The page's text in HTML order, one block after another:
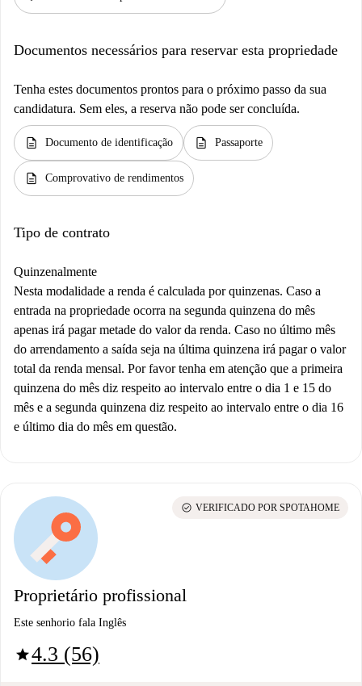
Documentos necessários para reservar esta propriedade
Tenha estes documentos prontos para o próximo passo da sua
candidatura. Sem eles, a reserva não pode ser concluída.
description Documento de identificação description Passaporte
description Comprovativo de rendimentos
Tipo de contrato
Quinzenalmente
Nesta modalidade a renda é calculada por quinzenas. Caso a
entrada na propriedade ocorra na segunda quinzena do mês
apenas irá pagar metade do valor da renda. Caso no último mês
do arrendamento a saída seja na última quinzena irá pagar o valor
total da renda mensal. Por favor tenha em atenção que a primeira
quinzena do mês diz respeito ao intervalo entre o dia 1 e 15 do
mês e a segunda quinzena diz respeito ao intervalo entre o dia 16
e último dia do mês em questão.
Proprietário profissional
Este senhorio fala Inglês
star4.3 (56)
check_circle VERIFICADO POR SPOTAHOME